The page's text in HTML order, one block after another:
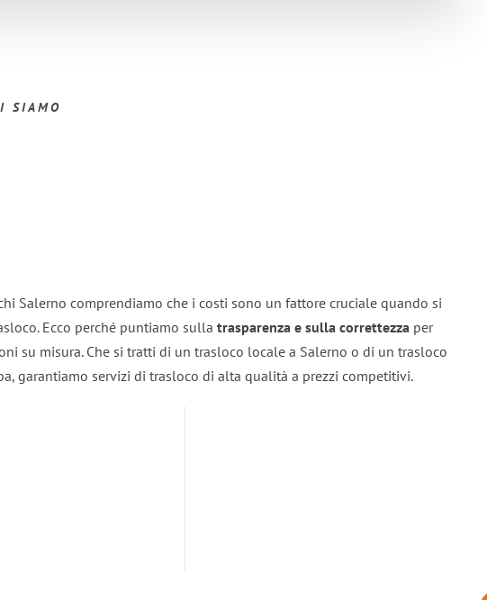
SIAMO
Salerno comprendiamo che i costi sono un fattore cruciale quando si
Ecco perché puntiamo sulla trasparenza e sulla correttezza per
su misura. Che si tratti di un trasloco locale a Salerno o di un trasloco
garantiamo servizi di trasloco di alta qualità a prezzi competitivi.